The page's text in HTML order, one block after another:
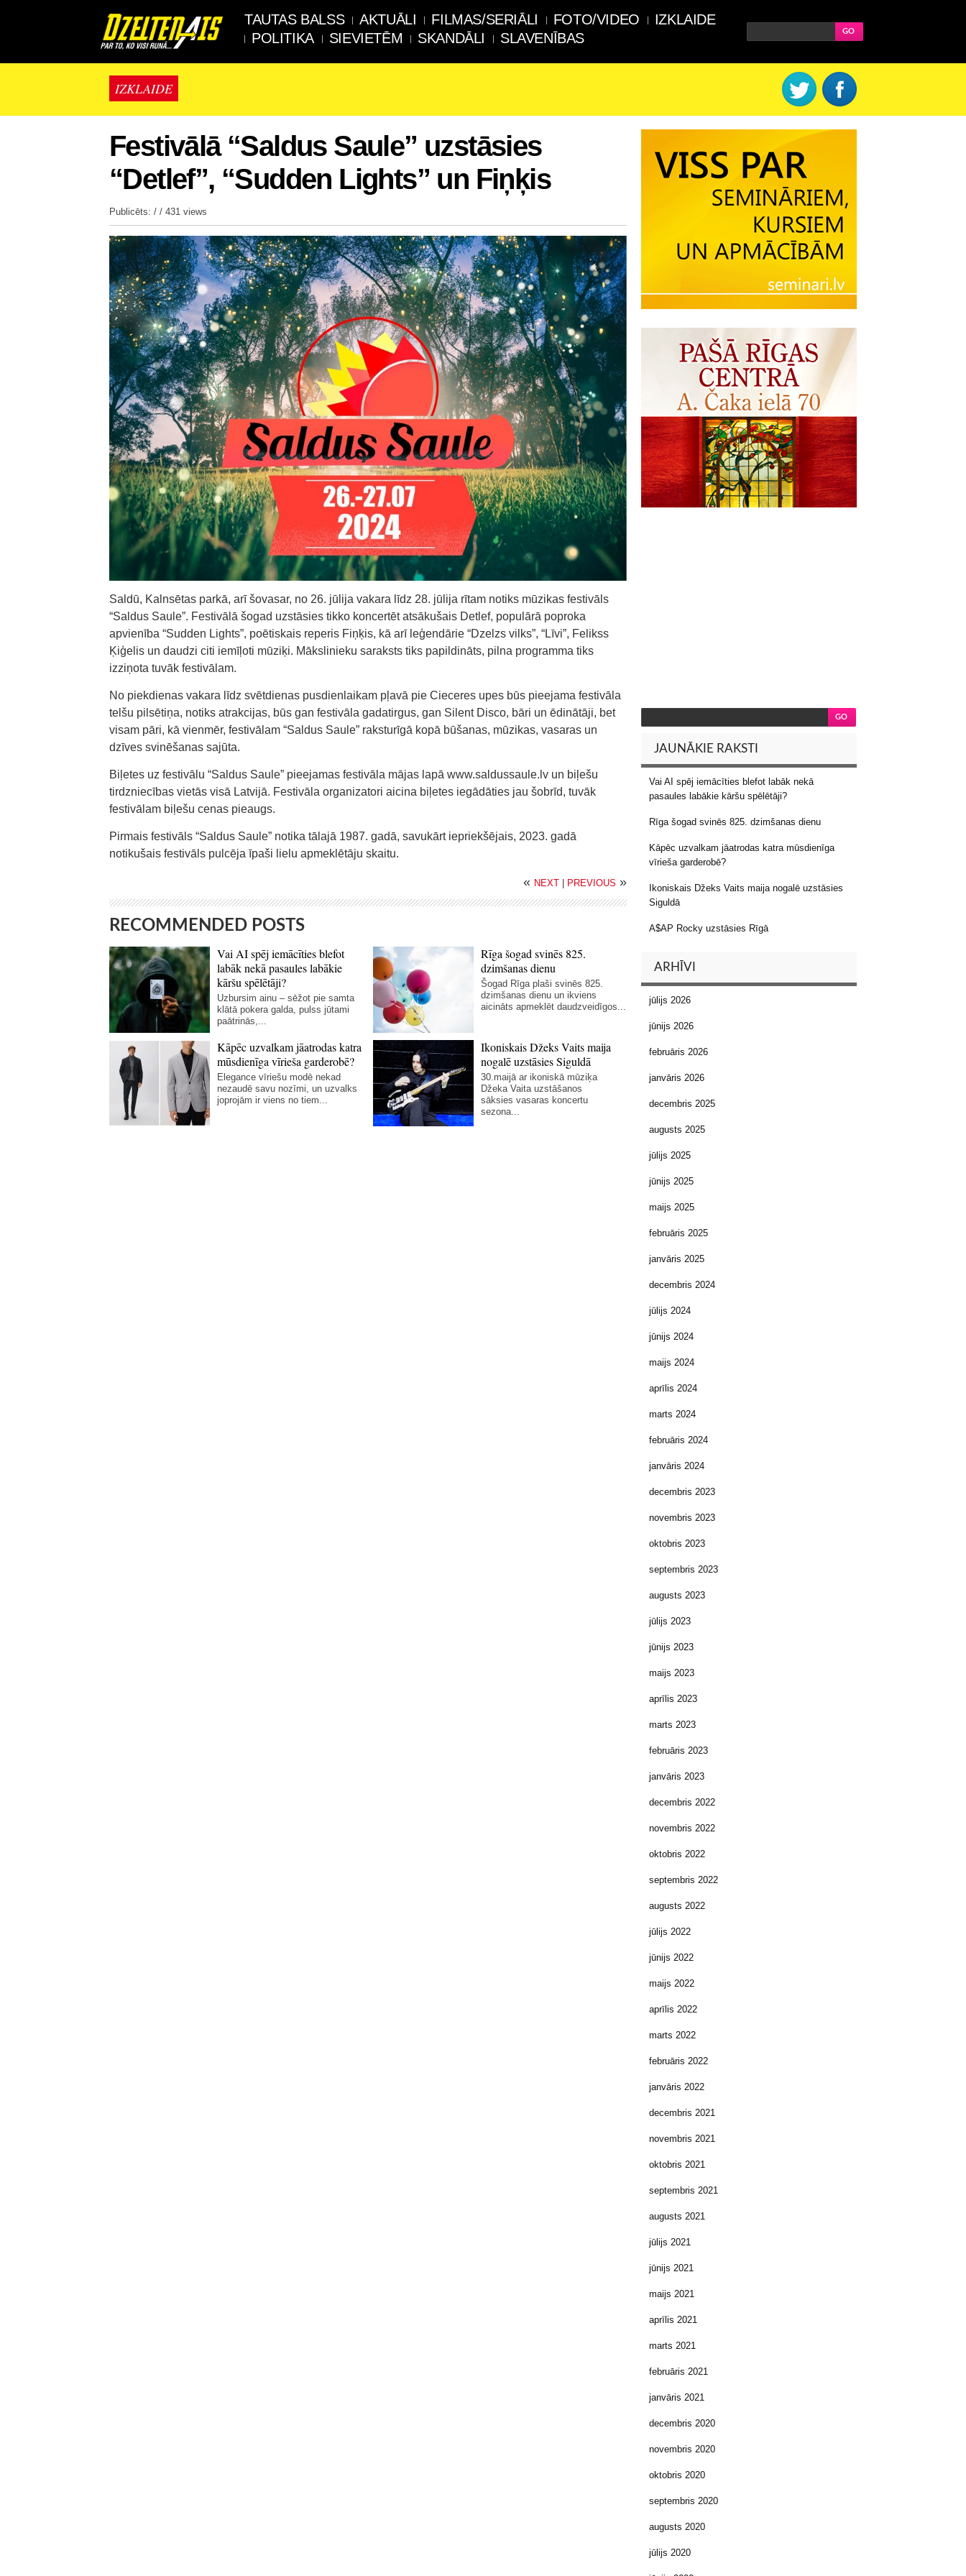
TAUTAS BALSS AKTUĀLI FILMAS/SERIĀLI FOTO/VIDEO
IZKLAIDE
POLITIKA
SIEVIETĒM SKANDĀLI SLAVENĪBAS
IZKLAIDE
Festivālā “Saldus Saule” uzstāsies
“Detlef”, “Sudden Lights” un Fiņķis
Publicēts: / / 431 views
Saldū, Kalnsētas parkā, arī šovasar, no 26. jūlija vakara līdz 28. jūlija rītam notiks mūzikas festivāls
“Saldus Saule”. Festivālā šogad uzstāsies tikko koncertēt atsākušais Detlef, populārā poproka
apvienība “Sudden Lights”, poētiskais reperis Fiņķis, kā arī leģendārie “Dzelzs vilks”, “Līvi”, Felikss
Ķiģelis un daudzi citi iemīļoti mūziķi. Mākslinieku saraksts tiks papildināts, pilna programma tiks
izziņota tuvāk festivālam.
No piekdienas vakara līdz svētdienas pusdienlaikam pļavā pie Cieceres upes būs pieejama festivāla
telšu pilsētiņa, notiks atrakcijas, būs gan festivāla gadatirgus, gan Silent Disco, bāri un ēdinātāji, bet
visam pāri, kā vienmēr, festivālam “Saldus Saule” raksturīgā kopā būšanas, mūzikas, vasaras un
dzīves svinēšanas sajūta.
Biļetes uz festivālu “Saldus Saule” pieejamas festivāla mājas lapā www.saldussaule.lv un biļešu
tirdzniecības vietās visā Latvijā. Festivāla organizatori aicina biļetes iegādāties jau šobrīd, tuvāk
festivālam biļešu cenas pieaugs.
Pirmais festivāls “Saldus Saule” notika tālajā 1987. gadā, savukārt iepriekšējais, 2023. gadā
notikušais festivāls pulcēja īpaši lielu apmeklētāju skaitu.
« NEXT | PREVIOUS »
RECOMMENDED POSTS
Vai AI spēj iemācīties blefot
labāk nekā pasaules labākie
kāršu spēlētāji?
Uzbursim ainu – sēžot pie samta
klātā pokera galda, pulss jūtami
paātrinās,...
Rīga šogad svinēs 825.
dzimšanas dienu
Šogad Rīga plaši svinēs 825.
dzimšanas dienu un ikviens
aicināts apmeklēt daudzveidīgos...
Kāpēc uzvalkam jāatrodas katra
mūsdienīga vīrieša garderobē?
Elegance vīriešu modē nekad
nezaudē savu nozīmi, un uzvalks
joprojām ir viens no tiem...
Ikoniskais Džeks Vaits maija
nogalē uzstāsies Siguldā
30.maijā ar ikoniskā mūziķa
Džeka Vaita uzstāšanos
sāksies vasaras koncertu
sezona...
JAUNĀKIE RAKSTI
Vai AI spēj iemācīties blefot labāk nekā
pasaules labākie kāršu spēlētāji?
Rīga šogad svinēs 825. dzimšanas dienu
Kāpēc uzvalkam jāatrodas katra mūsdienīga
vīrieša garderobē?
Ikoniskais Džeks Vaits maija nogalē uzstāsies
Siguldā
A$AP Rocky uzstāsies Rīgā
ARHĪVI
jūlijs 2026
jūnijs 2026
februāris 2026
janvāris 2026
decembris 2025
augusts 2025
jūlijs 2025
jūnijs 2025
maijs 2025
februāris 2025
janvāris 2025
decembris 2024
jūlijs 2024
jūnijs 2024
maijs 2024
aprīlis 2024
marts 2024
februāris 2024
janvāris 2024
decembris 2023
novembris 2023
oktobris 2023
septembris 2023
augusts 2023
jūlijs 2023
jūnijs 2023
maijs 2023
aprīlis 2023
marts 2023
februāris 2023
janvāris 2023
decembris 2022
novembris 2022
oktobris 2022
septembris 2022
augusts 2022
jūlijs 2022
jūnijs 2022
maijs 2022
aprīlis 2022
marts 2022
februāris 2022
janvāris 2022
decembris 2021
novembris 2021
oktobris 2021
septembris 2021
augusts 2021
jūlijs 2021
jūnijs 2021
maijs 2021
aprīlis 2021
marts 2021
februāris 2021
janvāris 2021
decembris 2020
novembris 2020
oktobris 2020
septembris 2020
augusts 2020
jūlijs 2020